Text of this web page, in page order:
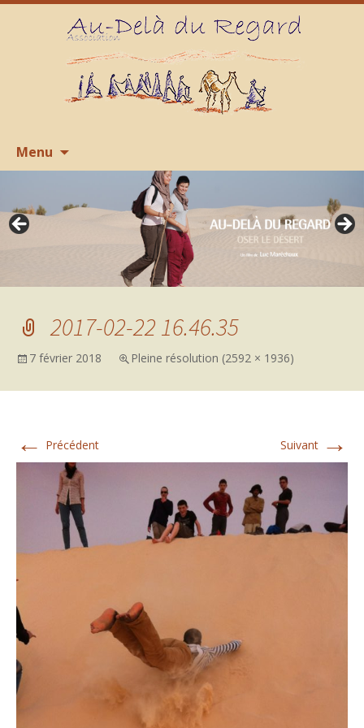
Menu
contenu
2017-02-22 16.46.35
7 février 2018 Pleine résolution (2592 × 1936)
← Précédent Suivant →